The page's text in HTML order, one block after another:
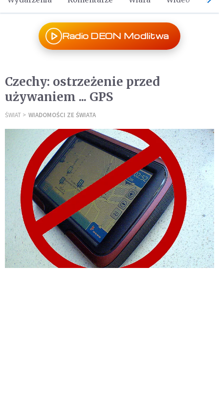
Radio DEON Modlitwa
Czechy: ostrzeżenie przed
używaniem ... GPS
ŚWIAT WIADOMOŚCI ZE ŚWIATA